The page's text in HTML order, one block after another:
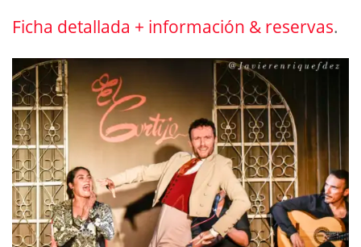
Ficha detallada + información & reservas.